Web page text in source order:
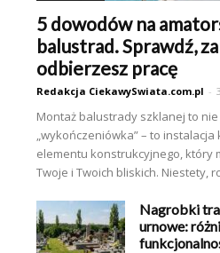
5 dowodów na
balustrad. Sprawdź,
odbierzesz pracę
Redakcja CiekawySwiata.com.pl -
Montaż balustrady szklanej to nie
„wykończeniówka” – to instalacja
elementu konstrukcyjnego, który
Twoje i Twoich bliskich. Niestety,
Nagrobki
urnowe: